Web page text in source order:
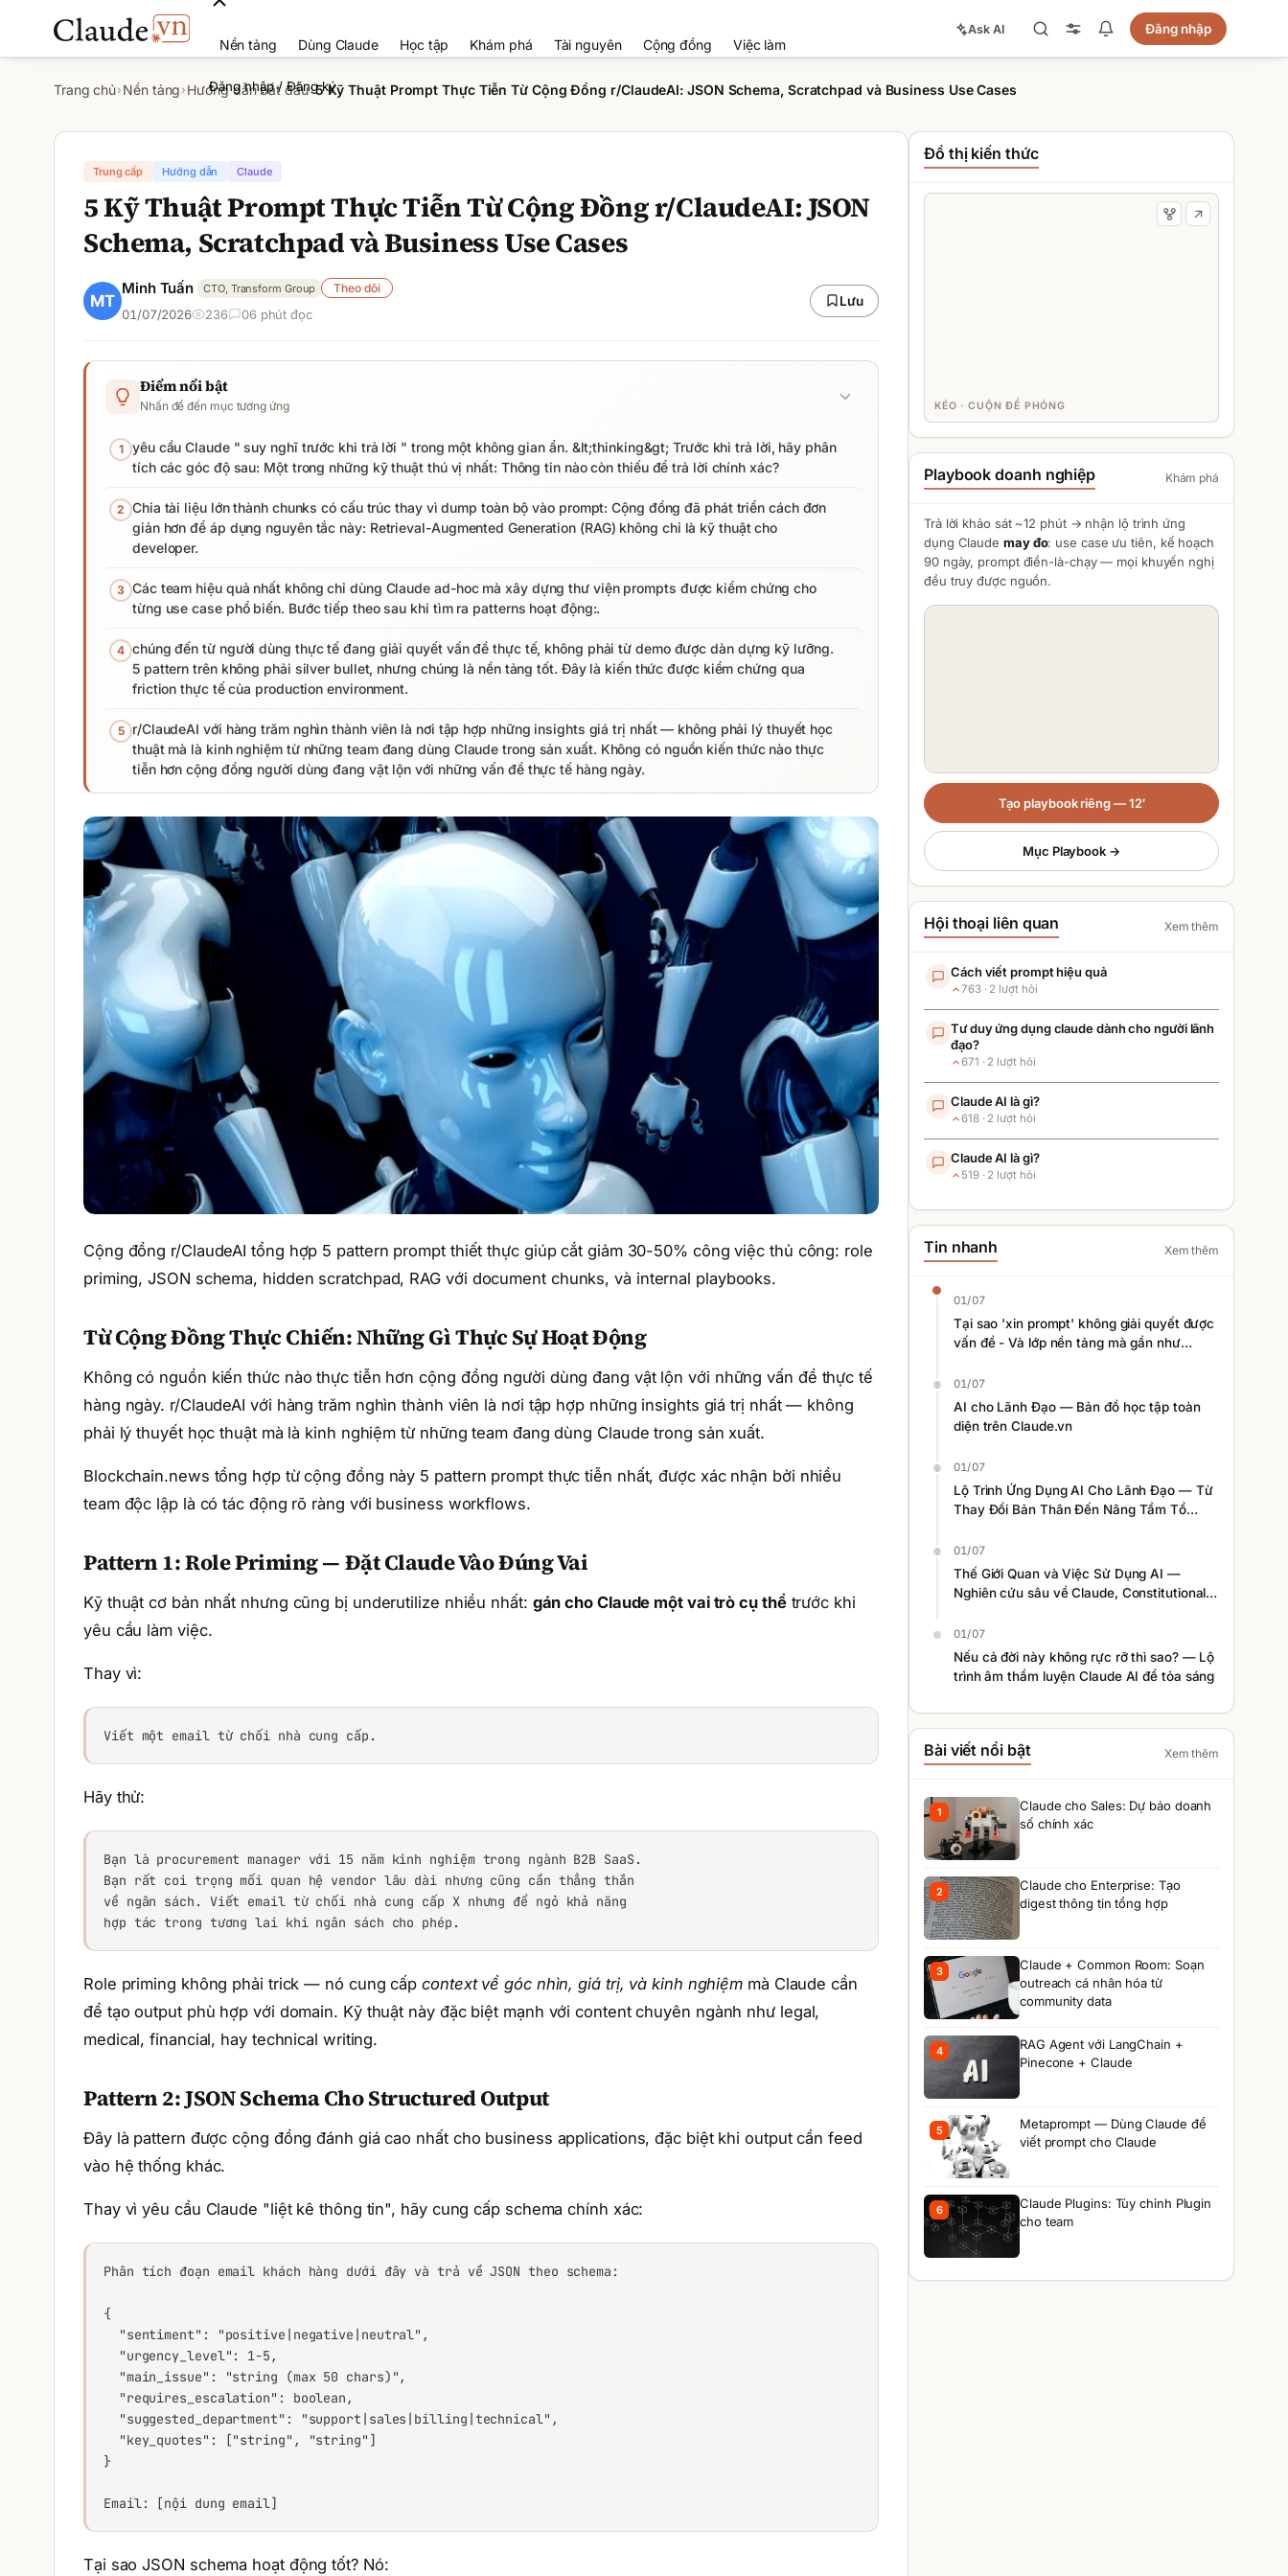
Nền tảng Dùng Claude Học tập Khám phá Tài nguyên Cộng đồng Việc làm
Đăng nhập / Đăng ký
Ask AI Đăng nhập
Trang chủ› Nền tảng › Hướng dẫn bắt đầu›5 Kỹ Thuật Prompt Thực Tiễn Từ Cộng Đồng r/ClaudeAI: JSON Schema, Scratchpad và Business Use Cases
Trung cấp Hướng dẫn Claude
5 Kỹ Thuật Prompt Thực Tiễn Từ Cộng Đồng r/ClaudeAI: JSON
Schema, Scratchpad và Business Use Cases
Minh Tuấn CTO, Transform Group Theo dõi
01/07/2026 236 06phút đọc
Lưu
Điểm nổi bật
Nhấn để đến mục tương ứng
1
yêu cầu Claude " suy nghĩ trước khi trả lời " trong một không gian ẩn. &lt;thinking&gt; Trước khi trả lời, hãy phân
tích các góc độ sau: Một trong những kỹ thuật thú vị nhất: Thông tin nào còn thiếu để trả lời chính xác?
2 Chia tài liệu lớn thành chunks có cấu trúc thay vì dump toàn bộ vào prompt: Cộng đồng đã phát triển cách đơn
giản hơn để áp dụng nguyên tắc này: Retrieval-Augmented Generation (RAG) không chỉ là kỹ thuật cho
developer.
3 Các team hiệu quả nhất không chỉ dùng Claude ad-hoc mà xây dựng thư viện prompts được kiểm chứng cho
từng use case phổ biến. Bước tiếp theo sau khi tìm ra patterns hoạt động:.
4 chúng đến từ người dùng thực tế đang giải quyết vấn đề thực tế, không phải từ demo được dàn dựng kỹ lưỡng.
5 pattern trên không phải silver bullet, nhưng chúng là nền tảng tốt. Đây là kiến thức được kiểm chứng qua
friction thực tế của production environment.
5
r/ClaudeAI với hàng trăm nghìn thành viên là nơi tập hợp những insights giá trị nhất — không phải lý thuyết học
thuật mà là kinh nghiệm từ những team đang dùng Claude trong sản xuất. Không có nguồn kiến thức nào thực
tiễn hơn cộng đồng người dùng đang vật lộn với những vấn đề thực tế hàng ngày.
Cộng đồng r/ClaudeAI tổng hợp 5 pattern prompt thiết thực giúp cắt giảm 30-50% công việc thủ công: role
priming, JSON schema, hidden scratchpad, RAG với document chunks, và internal playbooks.
Từ Cộng Đồng Thực Chiến: Những Gì Thực Sự Hoạt Động
Không có nguồn kiến thức nào thực tiễn hơn cộng đồng người dùng đang vật lộn với những vấn đề thực tế
hàng ngày. r/ClaudeAI với hàng trăm nghìn thành viên là nơi tập hợp những insights giá trị nhất — không
phải lý thuyết học thuật mà là kinh nghiệm từ những team đang dùng Claude trong sản xuất.
Blockchain.news tổng hợp từ cộng đồng này 5 pattern prompt thực tiễn nhất, được xác nhận bởi nhiều
team độc lập là có tác động rõ ràng với business workflows.
Pattern 1: Role Priming — Đặt Claude Vào Đúng Vai
Kỹ thuật cơ bản nhất nhưng cũng bị underutilize nhiều nhất: gán cho Claude một vai trò cụ thểtrước khi
yêu cầu làm việc.
Thay vì:
Viết một email từ chối nhà cung cấp.
Hãy thử:
Bạn là procurement manager với 15 năm kinh nghiệm trong ngành B2B SaaS.
Bạn rất coi trọng mối quan hệ vendor lâu dài nhưng cũng cần thẳng thắn
về ngân sách. Viết email từ chối nhà cung cấp X nhưng để ngỏ khả năng
hợp tác trong tương lai khi ngân sách cho phép.
Role priming không phải trick — nó cung cấpcontext về góc nhìn, giá trị, và kinh nghiệm mà Claude cần
để tạo output phù hợp với domain. Kỹ thuật này đặc biệt mạnh với content chuyên ngành như legal,
medical, financial, hay technical writing.
Pattern 2: JSON Schema Cho Structured Output
Đây là pattern được cộng đồng đánh giá cao nhất cho business applications, đặc biệt khi output cần feed
vào hệ thống khác.
Thay vì yêu cầu Claude "liệt kê thông tin", hãy cung cấp schema chính xác:
Phân tích đoạn email khách hàng dưới đây và trả về JSON theo schema:
{
  "sentiment": "positive|negative|neutral",
  "urgency_level": 1-5,
  "main_issue": "string (max 50 chars)",
  "requires_escalation": boolean,
  "suggested_department": "support|sales|billing|technical",
  "key_quotes": ["string", "string"]
}
Email: [nội dung email]
Tại sao JSON schema hoạt động tốt? Nó:
Đồ thị kiến thức
KÉO · CUỘN ĐỂ PHÓNG
Playbook doanh nghiệp Khám phá
Trả lời khảo sát ~12 phút → nhận lộ trình ứng
dụng Claude may đo: use case ưu tiên, kế hoạch
90 ngày, prompt điền-là-chạy — mọi khuyến nghị
đều truy được nguồn.
Tạo playbook riêng — 12′
Mục Playbook →
Hội thoại liên quan Xem thêm
Cách viết prompt hiệu quả
763· 2 lượt hỏi
Tư duy ứng dụng claude dành cho người lãnh
đạo?
671 · 2 lượt hỏi
Claude AI là gì?
618· 2 lượt hỏi
Claude AI là gì?
519· 2 lượt hỏi
Tin nhanh Xem thêm
01/07
Tại sao 'xin prompt' không giải quyết được
vấn đề - Và lớp nền tảng mà gần như
01/07
AI cho Lãnh Đạo — Bản đồ học tập toàn
diện trên Claude.vn
01/07
Lộ Trình Ứng Dụng AI Cho Lãnh Đạo — Từ
Thay Đổi Bản Thân Đến Nâng Tầm Tổ
01/07
Thế Giới Quan và Việc Sử Dụng AI —
Nghiên cứu sâu về Claude, Constitutional
01/07
Nếu cả đời này không rực rỡ thì sao? — Lộ
trình âm thầm luyện Claude AI để tỏa sáng
Bài viết nổi bật Xem thêm
1
Claude cho Sales: Dự báo doanh
số chính xác
2
Claude cho Enterprise: Tạo
digest thông tin tổng hợp
3
Claude + Common Room: Soạn
outreach cá nhân hóa từ
community data
4
RAG Agent với LangChain +
Pinecone + Claude
5
Metaprompt — Dùng Claude để
viết prompt cho Claude
6
Claude Plugins: Tùy chỉnh Plugin
cho team